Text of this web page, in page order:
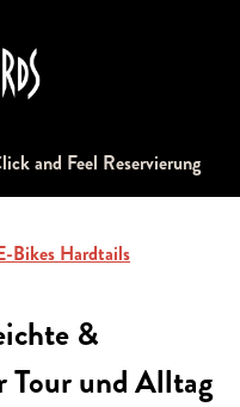
enthält 0 Positionen. Der
and Feel Reservierung
Bikes Hardtails
&
und Alltag